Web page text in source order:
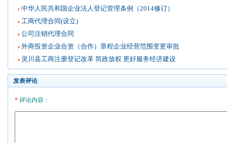
中华人民共和国企业法人登记管理条例（2014修订）
工商代理合同(设立)
公司注销代理合同
外商投资企业合资（合作）章程企业经营范围变更审批
灵川县工商注册登记改革 简政放权 更好服务经济建设
发表评论
*评论内容：